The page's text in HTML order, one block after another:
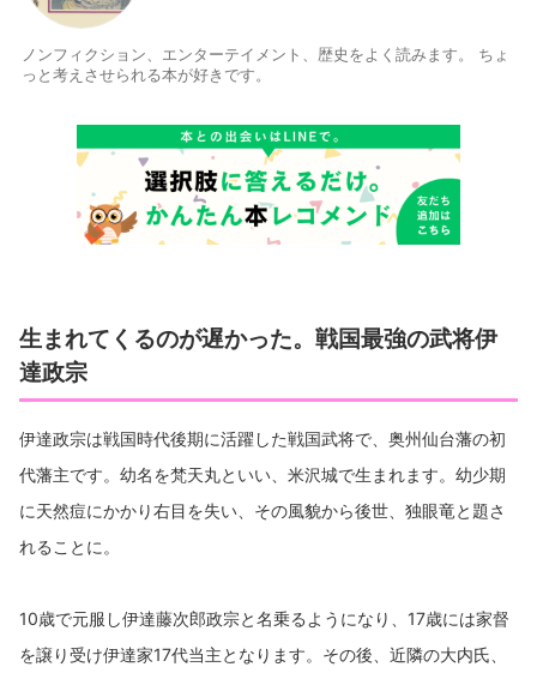
ノンフィクション、エンターテイメント、歴史をよく読みます。 ちょ
っと考えさせられる本が好きです。
生まれてくるのが遅かった。戦国最強の武将伊
達政宗
伊達政宗は戦国時代後期に活躍した戦国武将で、奥州仙台藩の初
代藩主です。幼名を梵天丸といい、米沢城で生まれます。幼少期
に天然痘にかかり右目を失い、その風貌から後世、独眼竜と題さ
れることに。
10歳で元服し伊達藤次郎政宗と名乗るようになり、17歳には家督
を譲り受け伊達家17代当主となります。その後、近隣の大内氏、